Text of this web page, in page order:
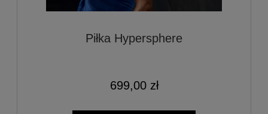
Piłka Hypersphere
699,00 zł